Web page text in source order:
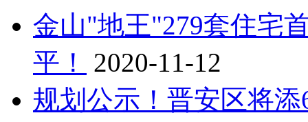
金山"地王"279套住宅
平！
2020-11-12
规划公示！晋安区将